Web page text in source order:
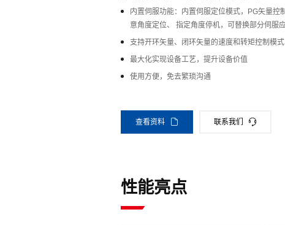
内置伺服功能：内置伺服定位模式，PG矢量控
意角度定位、 指定角度停机，可替换部分伺服应
支持开环矢量、闭环矢量的速度和转矩控制模式
最大化实现设备工艺，提升设备价值
使用方便，免去繁琐沟通
查看资料 联系我们
性能亮点